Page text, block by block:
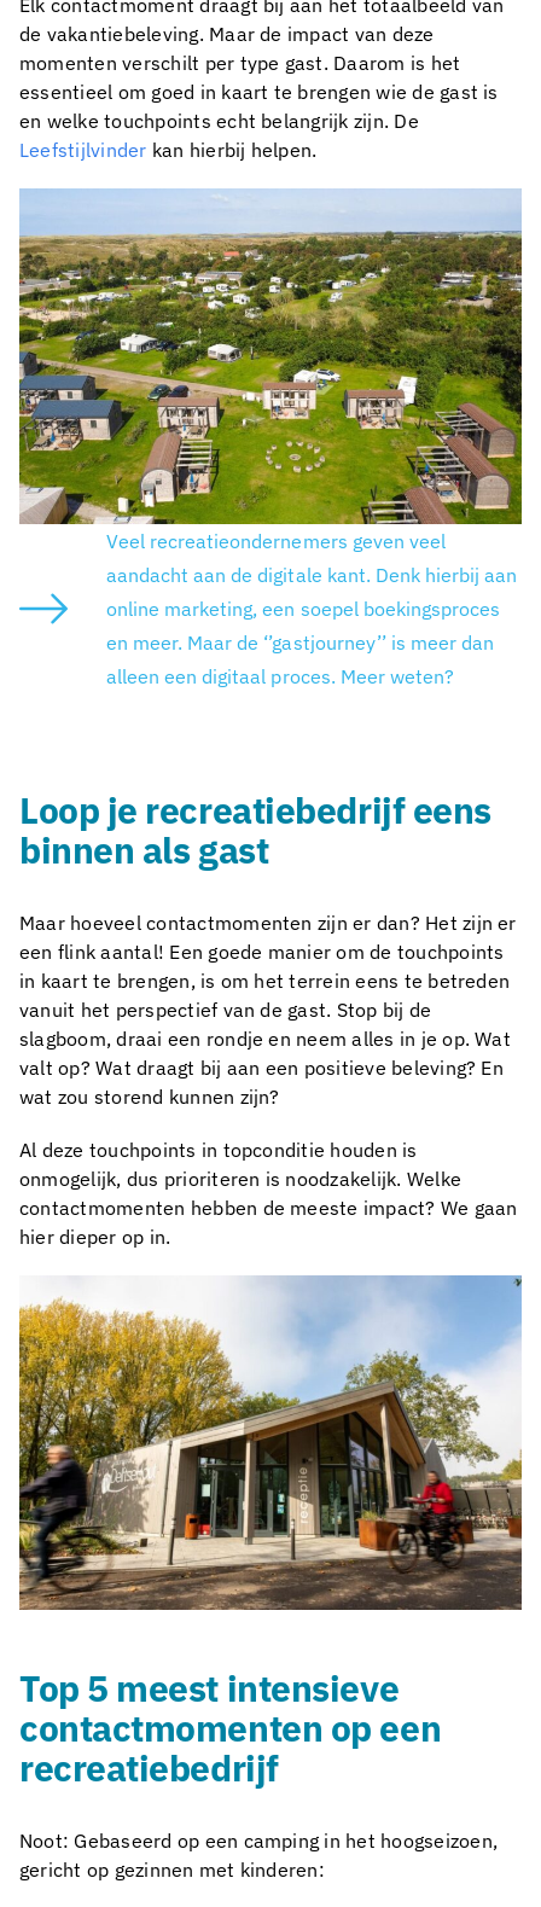
Elk contactmoment draagt bij aan het totaalbeeld van
de vakantiebeleving. Maar de impact van deze
momenten verschilt per type gast. Daarom is het
essentieel om goed in kaart te brengen wie de gast is
en welke touchpoints echt belangrijk zijn. De
Leefstijlvinder kan hierbij helpen.
Veel recreatieondernemers geven veel
aandacht aan de digitale kant. Denk hierbij aan
online marketing, een soepel boekingsproces
en meer. Maar de ‘’gastjourney’’ is meer dan
alleen een digitaal proces. Meer weten?
Loop je recreatiebedrijf eens
binnen als gast
Maar hoeveel contactmomenten zijn er dan? Het zijn er
een flink aantal! Een goede manier om de touchpoints
in kaart te brengen, is om het terrein eens te betreden
vanuit het perspectief van de gast. Stop bij de
slagboom, draai een rondje en neem alles in je op. Wat
valt op? Wat draagt bij aan een positieve beleving? En
wat zou storend kunnen zijn?
Al deze touchpoints in topconditie houden is
onmogelijk, dus prioriteren is noodzakelijk. Welke
contactmomenten hebben de meeste impact? We gaan
hier dieper op in.
Top 5 meest intensieve
contactmomenten op een
recreatiebedrijf
Noot: Gebaseerd op een camping in het hoogseizoen,
gericht op gezinnen met kinderen: